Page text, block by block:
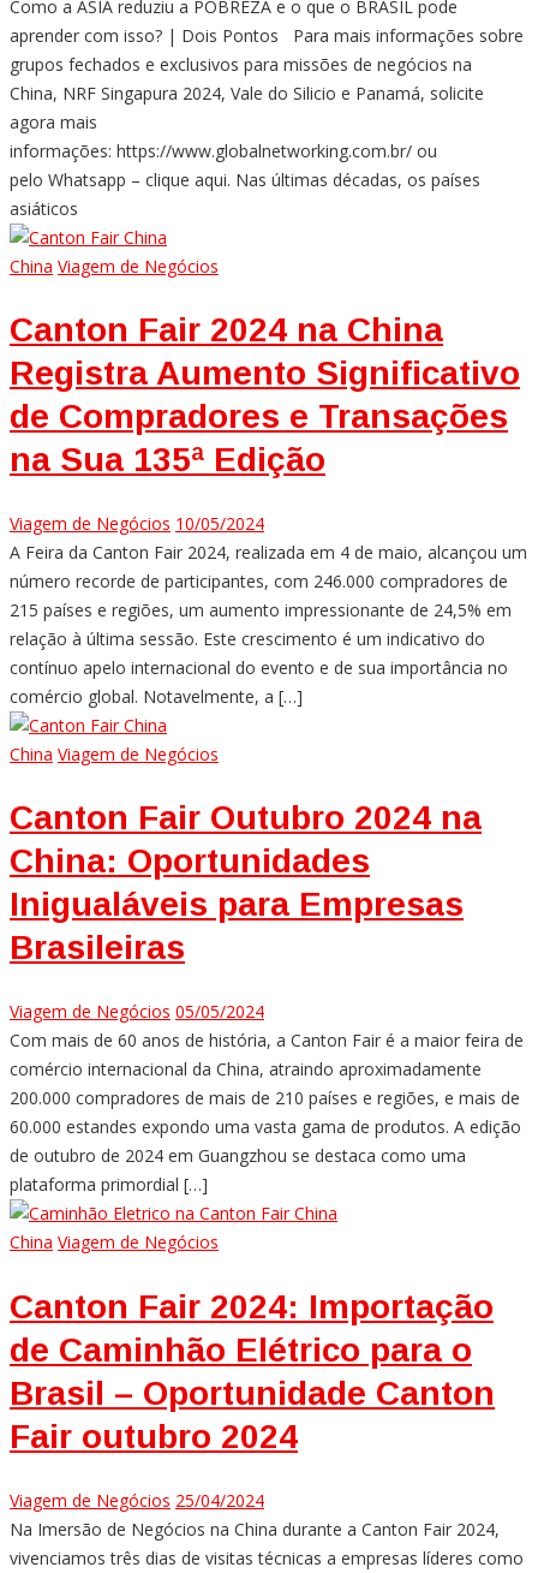
Como a ÁSIA reduziu a POBREZA e o que o BRASIL pode
aprender com isso? | Dois Pontos Para mais informações sobre
grupos fechados e exclusivos para missões de negócios na
China, NRF Singapura 2024, Vale do Silicio e Panamá, solicite
agora mais
informações: https://www.globalnetworking.com.br/ ou
pelo Whatsapp – clique aqui. Nas últimas décadas, os países
asiáticos
China Viagem de Negócios
Canton Fair 2024 na China
Registra Aumento Significativo
de Compradores e Transações
na Sua 135ª Edição
Viagem de Negócios 10/05/2024
A Feira da Canton Fair 2024, realizada em 4 de maio, alcançou um
número recorde de participantes, com 246.000 compradores de
215 países e regiões, um aumento impressionante de 24,5% em
relação à última sessão. Este crescimento é um indicativo do
contínuo apelo internacional do evento e de sua importância no
comércio global. Notavelmente, a […]
China Viagem de Negócios
Canton Fair Outubro 2024 na
China: Oportunidades
Inigualáveis para Empresas
Brasileiras
Viagem de Negócios 05/05/2024
Com mais de 60 anos de história, a Canton Fair é a maior feira de
comércio internacional da China, atraindo aproximadamente
200.000 compradores de mais de 210 países e regiões, e mais de
60.000 estandes expondo uma vasta gama de produtos. A edição
de outubro de 2024 em Guangzhou se destaca como uma
plataforma primordial […]
China Viagem de Negócios
Canton Fair 2024: Importação
de Caminhão Elétrico para o
Brasil – Oportunidade Canton
Fair outubro 2024
Viagem de Negócios 25/04/2024
Na Imersão de Negócios na China durante a Canton Fair 2024,
vivenciamos três dias de visitas técnicas a empresas líderes como